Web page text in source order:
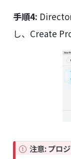
手順4:
し、Create
I注意: プロ